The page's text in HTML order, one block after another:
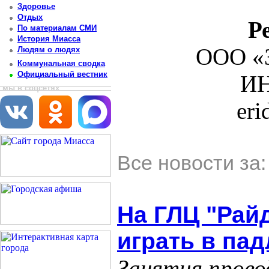
Здоровье
Отдых
По материалам СМИ
История Миасса
Людям о людях
Коммунальная сводка
Официальный вестник
мы в соцсетях
ООО
Все новости
На ГЛЦ
играть в